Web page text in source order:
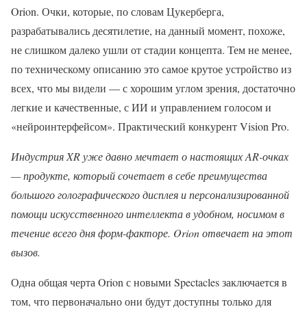
Orion. Очки, которые, по словам Цукерберга,
разрабатывались десятилетие, на данный момент, похоже,
не слишком далеко ушли от стадии концепта. Тем не менее,
по техническому описанию это самое крутое устройство из
всех, что мы видели — с хорошим углом зрения, достаточно
легкие и качественные, с ИИ и управлением голосом и
«нейроинтерфейсом». Практический конкурент Vision Pro.
Индустрия XR уже давно мечтает о настоящих AR-очках
— продукте, который сочетает в себе преимущества
большого голографического дисплея и персонализированной
помощи искусственного интеллекта в удобном, носимом в
течение всего дня форм-факторе. Orion отвечает на этот
вызов.
Одна общая черта Orion с новыми Spectacles заключается в
том, что первоначально они будут доступны только для